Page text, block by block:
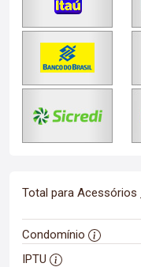
Total para Acessórios
Condomínio
IPTU